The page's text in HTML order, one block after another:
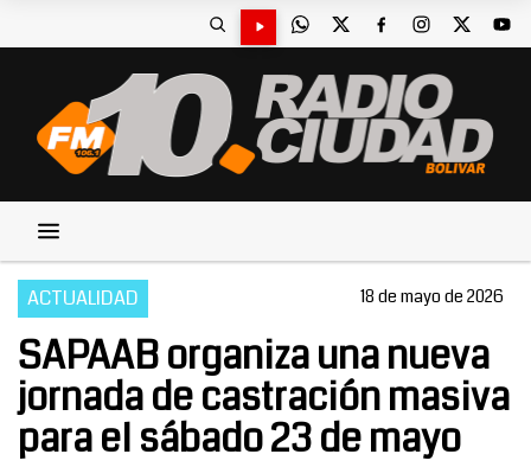
ACTUALIDAD 18 de mayo de 2026
SAPAAB organiza una nueva
jornada de castración masiva
para el sábado 23 de mayo